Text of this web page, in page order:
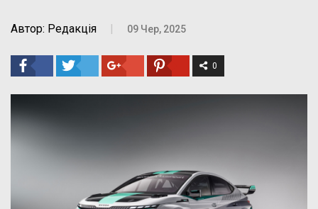
Автор: Редакція | 09 Чер, 2025
0